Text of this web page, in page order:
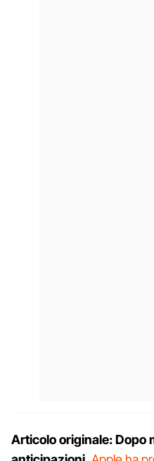
Articolo originale: Dopo